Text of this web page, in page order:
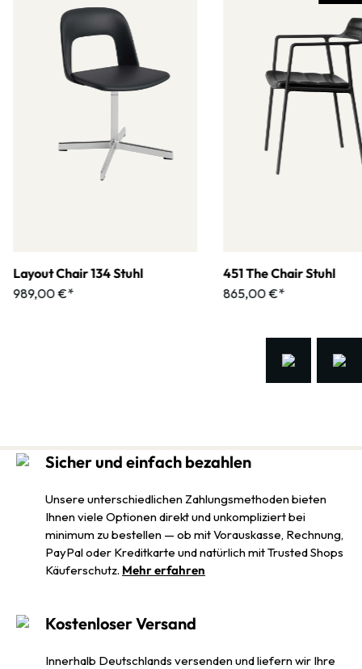
Layout Chair 134 Stuhl
989,00 €*
451 The Chair Stuhl
865,00 €*
Sicher und einfach bezahlen
Unsere unterschiedlichen Zahlungsmethoden bieten
Ihnen viele Optionen direkt und unkompliziert bei
minimum zu bestellen — ob mit Vorauskasse, Rechnung,
PayPal oder Kreditkarte und natürlich mit Trusted Shops
Käuferschutz. Mehr erfahren
Kostenloser Versand
Innerhalb Deutschlands versenden und liefern wir Ihre